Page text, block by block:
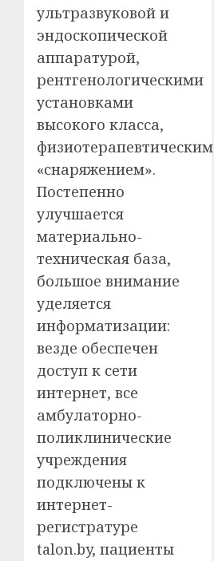
ультразвуковой и
эндоскопической
аппаратурой,
рентгенологическими
установками
высокого класса,
физиотерапевтическим
«снаряжением».
Постепенно
улучшается
материально-
техническая база,
большое внимание
уделяется
информатизации:
везде обеспечен
доступ к сети
интернет, все
амбулаторно-
поликлинические
учреждения
подключены к
интернет-
регистратуре
talon.by, пациенты